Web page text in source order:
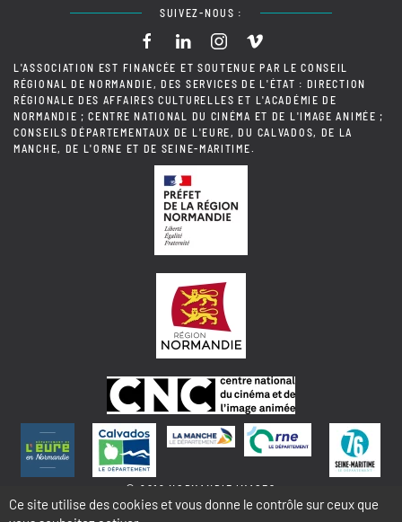
SUIVEZ-NOUS :
L'ASSOCIATION EST FINANCÉE ET SOUTENUE PAR LE CONSEIL
RÉGIONAL DE NORMANDIE, DES SERVICES DE L'ÉTAT : DIRECTION
RÉGIONALE DES AFFAIRES CULTURELLES ET L'ACADÉMIE DE
NORMANDIE ; CENTRE NATIONAL DU CINÉMA ET DE L'IMAGE ANIMÉE ;
CONSEILS DÉPARTEMENTAUX DE L'EURE, DU CALVADOS, DE LA
MANCHE, DE L'ORNE ET DE SEINE-MARITIME.
© 2018 NORMANDIE IMAGES
Ce site utilise des cookies et vous donne le contrôle sur ceux que